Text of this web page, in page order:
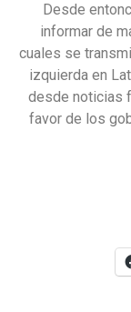
Desde
informar de
cuales se
izquierda en
desde noticias
favor de los